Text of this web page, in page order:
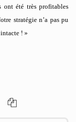
ont été très profitables
stratégie n’a pas pu
! »